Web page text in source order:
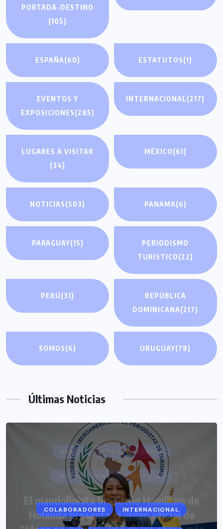
PORTADA-DESTINO
(105)
ESPAÑA(60) ESTATUTOS(1)
EVENTOS Y
EXPOSICIONES(285)
INTERNACIONAL(217)
LUGARES A VISITAR
(34)
MÉXICO(61)
NOTICIAS(503) PANAMA(6)
PARAGUAY(15)
PERIODISMO
TURISTICO(22)
PERÚ(31)
REPÚBLICA
DOMINICANA(217)
SOMOS(6) URUGUAY(78)
Últimas Noticias
COLABORADORES INTERNACIONAL